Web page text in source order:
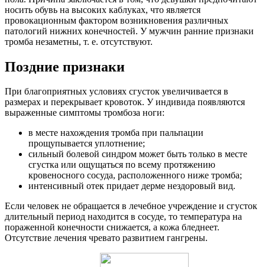
носить обувь на высоких каблуках, что является
провокационным фактором возникновения различных
патологий нижних конечностей. У мужчин ранние признаки
тромба незаметны, т. е. отсутствуют.
Поздние признаки
При благоприятных условиях сгусток увеличивается в
размерах и перекрывает кровоток. У индивида появляются
выраженные симптомы тромбоза ноги:
в месте нахождения тромба при пальпации
прощупывается уплотнение;
сильный болевой синдром может быть только в месте
сгустка или ощущаться по всему протяжению
кровеносного сосуда, расположенного ниже тромба;
интенсивный отек придает дерме нездоровый вид.
Если человек не обращается в лечебное учреждение и сгусток
длительный период находится в сосуде, то температура на
пораженной конечности снижается, а кожа бледнеет.
Отсутствие лечения чревато развитием гангрены.